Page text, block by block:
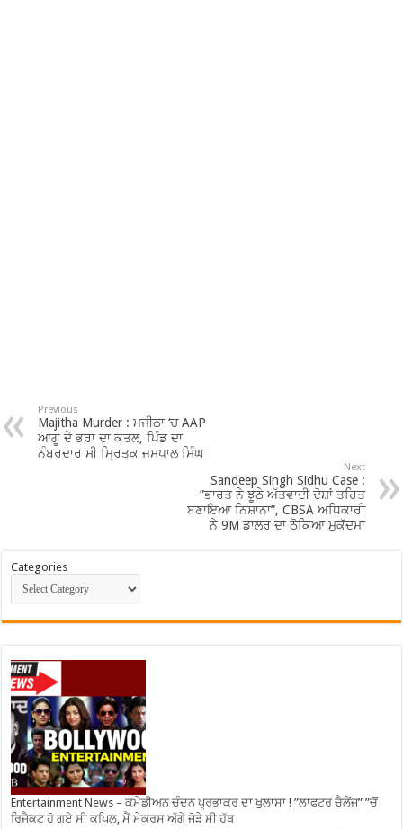
Previous
Majitha Murder : ਮਜੀਠਾ ‘ਚ AAP
ਆਗੂ ਦੇ ਭਰਾ ਦਾ ਕਤਲ, ਪਿੰਡ ਦਾ
ਨੰਬਰਦਾਰ ਸੀ ਮ੍ਰਿਤਕ ਜਸਪਾਲ ਸਿੰਘ
Next
Sandeep Singh Sidhu Case :
”ਭਾਰਤ ਨੇ ਝੂਠੇ ਅੱਤਵਾਦੀ ਦੋਸ਼ਾਂ ਤਹਿਤ
ਬਣਾਇਆ ਨਿਸ਼ਾਨਾ”, CBSA ਅਧਿਕਾਰੀ
ਨੇ 9M ਡਾਲਰ ਦਾ ਠੋਕਿਆ ਮੁਕੱਦਮਾ
Categories
Entertainment News – ਕਮੇਡੀਅਨ ਚੰਦਨ ਪ੍ਰਭਾਕਰ ਦਾ ਖੁਲਾਸਾ ! ”ਲਾਫਟਰ ਚੈਲੇਂਜ” ”ਚੋਂ
ਰਿਜੈਕਟ ਹੋ ਗਏ ਸੀ ਕਪਿਲ, ਮੈਂ ਮੇਕਰਸ ਅੱਗੇ ਜੋੜੇ ਸੀ ਹੱਥ